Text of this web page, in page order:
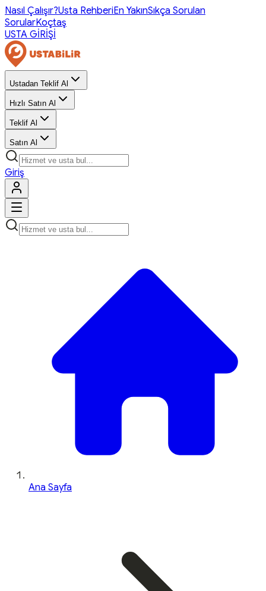
Nasıl Çalışır?Usta RehberiEn YakınSıkça Sorulan
SorularKoçtaş
USTA GİRİŞİ
Ustadan Teklif Al
Hızlı Satın Al
Teklif Al
Satın Al
Giriş
Ana Sayfa